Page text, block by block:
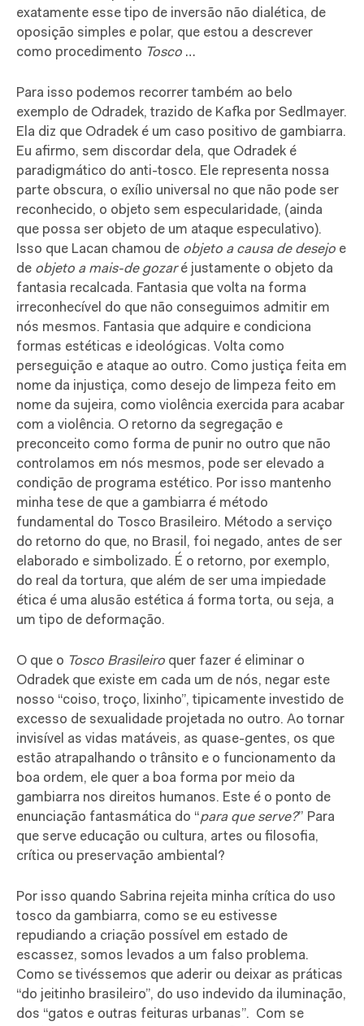
exatamente esse tipo de inversão não dialética, de
oposição simples e polar, que estou a descrever
como procedimento Tosco …
Para isso podemos recorrer também ao belo
exemplo de Odradek, trazido de Kafka por Sedlmayer.
Ela diz que Odradek é um caso positivo de gambiarra.
Eu afirmo, sem discordar dela, que Odradek é
paradigmático do anti-tosco. Ele representa nossa
parte obscura, o exílio universal no que não pode ser
reconhecido, o objeto sem especularidade, (ainda
que possa ser objeto de um ataque especulativo).
Isso que Lacan chamou de objeto a causa de desejo e
de objeto a mais-de gozaré justamente o objeto da
fantasia recalcada. Fantasia que volta na forma
irreconhecível do que não conseguimos admitir em
nós mesmos. Fantasia que adquire e condiciona
formas estéticas e ideológicas. Volta como
perseguição e ataque ao outro. Como justiça feita em
nome da injustiça, como desejo de limpeza feito em
nome da sujeira, como violência exercida para acabar
com a violência. O retorno da segregação e
preconceito como forma de punir no outro que não
controlamos em nós mesmos, pode ser elevado a
condição de programa estético. Por isso mantenho
minha tese de que a gambiarra é método
fundamental do Tosco Brasileiro. Método a serviço
do retorno do que, no Brasil, foi negado, antes de ser
elaborado e simbolizado. É o retorno, por exemplo,
do real da tortura, que além de ser uma impiedade
ética é uma alusão estética á forma torta, ou seja, a
um tipo de deformação.
O que o Tosco Brasileiro quer fazer é eliminar o
Odradek que existe em cada um de nós, negar este
nosso “coiso, troço, lixinho”, tipicamente investido de
excesso de sexualidade projetada no outro. Ao tornar
invisível as vidas matáveis, as quase-gentes, os que
estão atrapalhando o trânsito e o funcionamento da
boa ordem, ele quer a boa forma por meio da
gambiarra nos direitos humanos. Este é o ponto de
enunciação fantasmática do “para que serve?” Para
que serve educação ou cultura, artes ou filosofia,
crítica ou preservação ambiental?
Por isso quando Sabrina rejeita minha crítica do uso
tosco da gambiarra, como se eu estivesse
repudiando a criação possível em estado de
escassez, somos levados a um falso problema.
Como se tivéssemos que aderir ou deixar as práticas
“do jeitinho brasileiro”, do uso indevido da iluminação,
dos “gatos e outras feituras urbanas”. Com se